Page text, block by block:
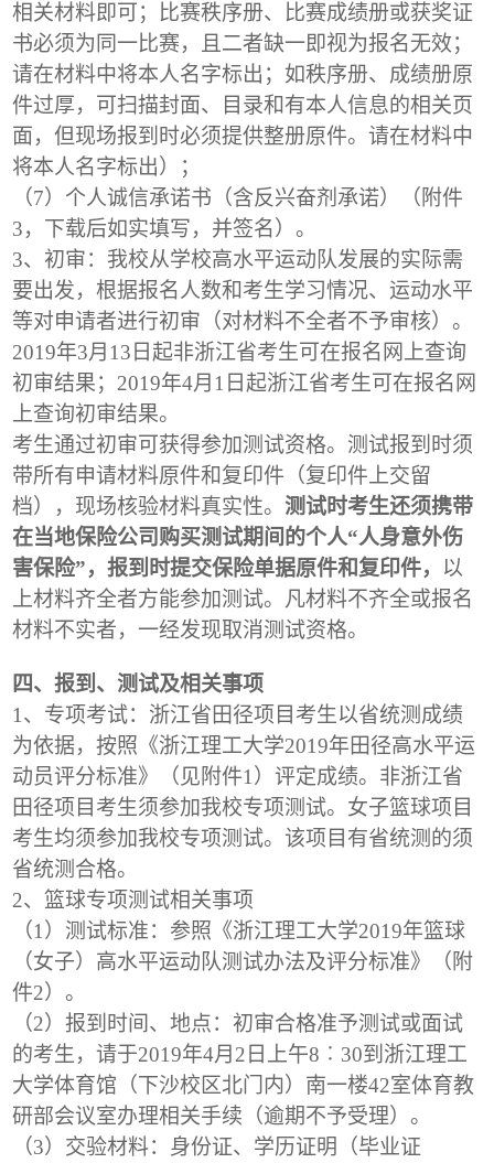
相关材料即可；比赛秩序册、比赛成绩册或获奖证
书必须为同一比赛，且二者缺一即视为报名无效；
请在材料中将本人名字标出；如秩序册、成绩册原
件过厚，可扫描封面、目录和有本人信息的相关页
面，但现场报到时必须提供整册原件。请在材料中
将本人名字标出）；
（7）个人诚信承诺书（含反兴奋剂承诺）（附件
3，下载后如实填写，并签名）。
3、初审：我校从学校高水平运动队发展的实际需
要出发，根据报名人数和考生学习情况、运动水平
等对申请者进行初审（对材料不全者不予审核）。
2019年3月13日起非浙江省考生可在报名网上查询
初审结果；2019年4月1日起浙江省考生可在报名网
上查询初审结果。
考生通过初审可获得参加测试资格。测试报到时须
带所有申请材料原件和复印件（复印件上交留
档），现场核验材料真实性。测试时考生还须携带
在当地保险公司购买测试期间的个人“人身意外伤
害保险”，报到时提交保险单据原件和复印件， 以
上材料齐全者方能参加测试。凡材料不齐全或报名
材料不实者，一经发现取消测试资格。
四、报到、测试及相关事项
1 、专项考试：浙江省田径项目考生以省统测成绩
为依据，按照《浙江理工大学2019年田径高水平运
动员评分标准》（见附件1）评定成绩。非浙江省
田径项目考生须参加我校专项测试。女子篮球项目
考生均须参加我校专项测试。该项目有省统测的须
省统测合格。
2、篮球专项测试相关事项
（1）测试标准：参照《浙江理工大学2019年篮球
（女子）高水平运动队测试办法及评分标准》（附
件2）。
（2）报到时间、地点：初审合格准予测试或面试
的考生，请于2019年4月2日上午8 ︰ 30到浙江理工
大学体育馆（下沙校区北门内）南一楼42室体育教
研部会议室办理相关手续（逾期不予受理）。
（3）交验材料：身份证、学历证明（毕业证